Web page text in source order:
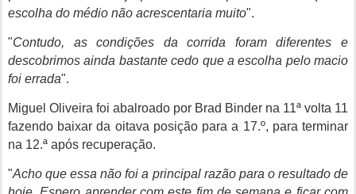
escolha do médio não acrescentaria muito".
"Contudo, as condições da corrida foram diferentes e
descobrimos ainda bastante cedo que a escolha pelo macio
foi errada".
Miguel Oliveira foi abalroado por Brad Binder na 11ª volta 11
fazendo baixar da oitava posição para a 17.º, para terminar
na 12.ª após recuperação.
"Acho que essa não foi a principal razão para o resultado de